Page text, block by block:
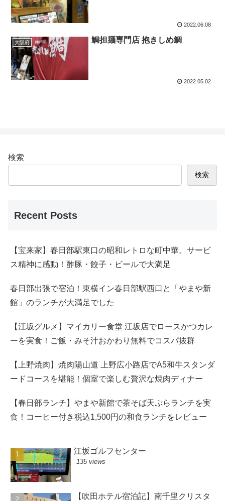
2022.06.08
大阪府 鯛担麺専門店 抱きしめ鯛
2022.05.02
検索
検索
Recent Posts
【宝来家】春日部駅東口の昭和レトロな町中華。サービ
ス精神に感動！酢豚・餃子・ビールで大満足
春日部出張で宿泊！東横イン春日部駅西口と「やまや新
館」のランチが大満足でした
【江坂グルメ】マイカリー食堂 江坂店でロースかつカレ
ーを実食！ご飯・みそ汁おかわり無料でコスパ抜群
【上野焼肉】焼肉陽山道 上野広小路店でA5和牛スタンダ
ードコースを堪能！個室で楽しむ贅沢な焼肉ディナー
【春日部ランチ】やまや新館で茶そば天ぷらランチを実
食！コーヒー付き税込1,500円の和食ランチをレビュー
江坂ゴルフセンター
135 views
【吹田ホテル宿泊記】南千里クリスタ